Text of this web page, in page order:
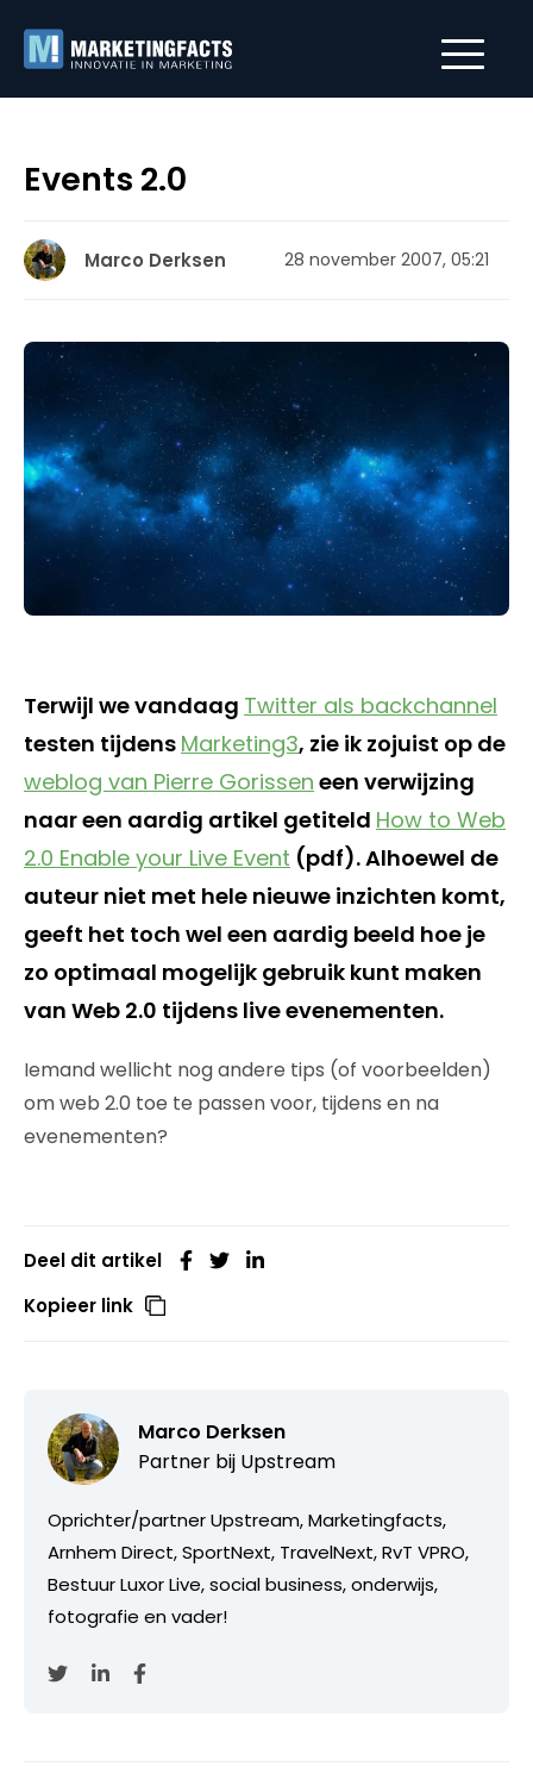
Events 2.0
Marco Derksen 28 november 2007, 05:21
Terwijl we vandaag Twitter als backchannel
testen tijdens Marketing3, zie ik zojuist op de
weblog van Pierre Gorissen een verwijzing
naar een aardig artikel getiteld How to Web
2.0 Enable your Live Event (pdf). Alhoewel de
auteur niet met hele nieuwe inzichten komt,
geeft het toch wel een aardig beeld hoe je
zo optimaal mogelijk gebruik kunt maken
van Web 2.0 tijdens live evenementen.
Iemand wellicht nog andere tips (of voorbeelden)
om web 2.0 toe te passen voor, tijdens en na
evenementen?
Deel dit artikel
Kopieer link
Marco Derksen
Partner bij Upstream
Oprichter/partner Upstream, Marketingfacts,
Arnhem Direct, SportNext, TravelNext, RvT VPRO,
Bestuur Luxor Live, social business, onderwijs,
fotografie en vader!